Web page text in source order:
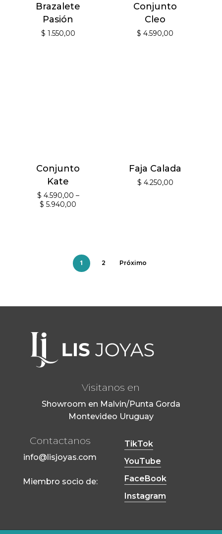
Brazalete
Pasión
$ 1.550,00
Conjunto
Cleo
$ 4.590,00
Conjunto
Kate
$ 4.590,00 –
$ 5.940,00
Faja Calada
$ 4.250,00
1 2 Próximo
Visitanos en
Showroom en Malvin/Punta Gorda
Montevideo Uruguay
Contactanos
info@lisjoyas.com
Miembro socio de:
TikTok
YouTube
FaceBook
Instagram